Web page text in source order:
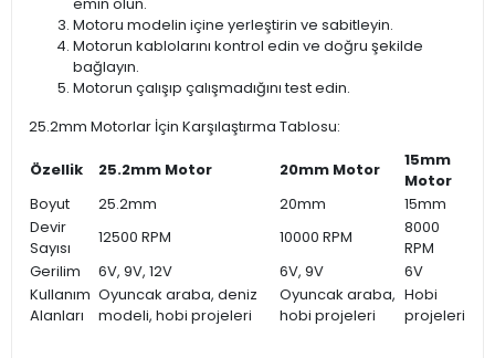
emin olun.
Motoru modelin içine yerleştirin ve sabitleyin.
Motorun kablolarını kontrol edin ve doğru şekilde
bağlayın.
Motorun çalışıp çalışmadığını test edin.
25.2mm Motorlar İçin Karşılaştırma Tablosu:
Özellik 25.2mm Motor 20mm Motor
15mm
Motor
Boyut
25.2mm 20mm
15mm
Devir
Sayısı
12500 RPM 10000 RPM
8000
RPM
Gerilim
6V, 9V, 12V 6V, 9V
6V
Kullanım
Alanları
Oyuncak araba, deniz
modeli, hobi projeleri
Oyuncak araba,
hobi projeleri
Hobi
projeleri